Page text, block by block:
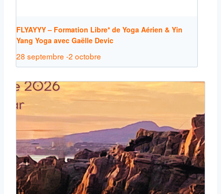
FLYAYYY – Formation Libre* de Yoga Aérien & Yin
Yang Yoga avec Gaëlle Devic
28 septembre -2 octobre